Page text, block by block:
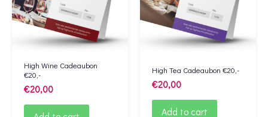
High Wine Cadeaubon
€20,-
€20,00
High Tea Cadeaubon €20,-
€20,00
Add to cart